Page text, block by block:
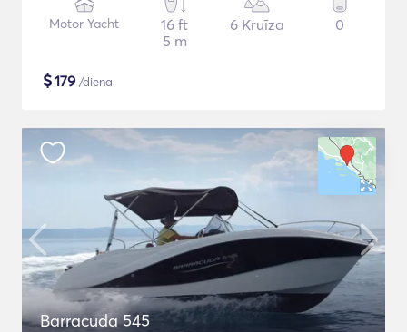
Motor Yacht
16 ft
5 m
6 Kruīza 0
$179 /diena
Barracuda 545